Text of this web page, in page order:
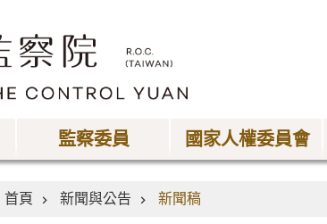
監察委員 國家人權委員會
首頁
新聞與公告 新聞稿